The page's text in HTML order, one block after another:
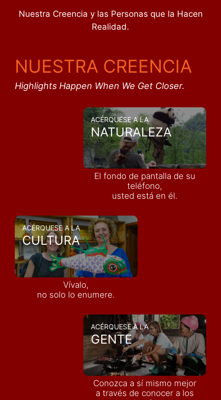
Nuestra Creencia y las Personas que la Hacen
Realidad.
NUESTRA CREENCIA
Highlights Happen When We Get Closer.
ACÉRQUESE A LA
NATURALEZA
El fondo de pantalla de su
teléfono,
usted está en él.
ACÉRQUESE A LA
CULTURA
Vívalo,
no solo lo enumere.
ACÉRQUESE A LA
GENTE
Conozca a sí mismo mejor
a través de conocer a los